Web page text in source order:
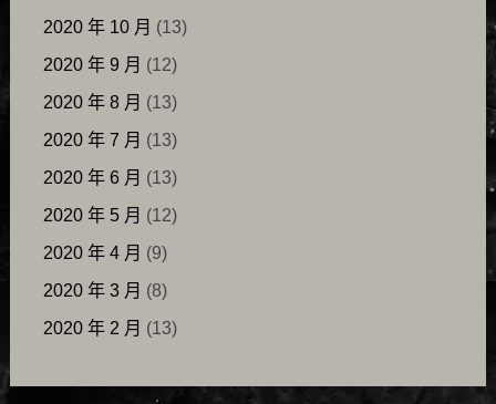
2020 年 10 月 (13)
2020 年 9 月 (12)
2020 年 8 月 (13)
2020 年 7 月 (13)
2020 年 6 月 (13)
2020 年 5 月 (12)
2020 年 4 月 (9)
2020 年 3 月 (8)
2020 年 2 月 (13)